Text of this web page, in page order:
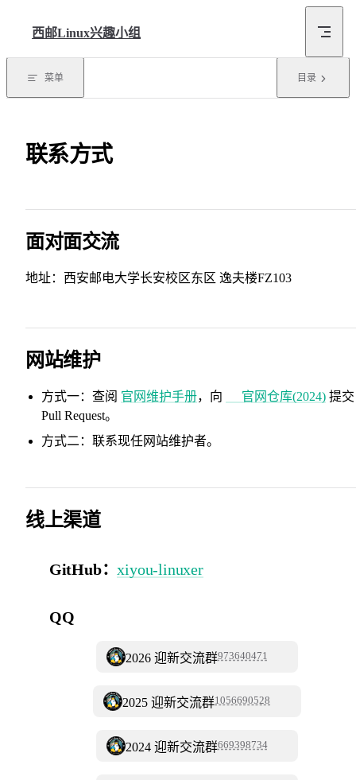
西邮Linux兴趣小组
菜单 目录
联系方式
面对面交流
地址：西安邮电大学长安校区东区 逸夫楼FZ103
网站维护
方式一：查阅 官网维护手册，向 官网仓库(2024) 提交
Pull Request。
方式二：联系现任网站维护者。
线上渠道
GitHub：xiyou-linuxer
QQ
2026 迎新交流群973640471
2025 迎新交流群1056690528
2024 迎新交流群669398734